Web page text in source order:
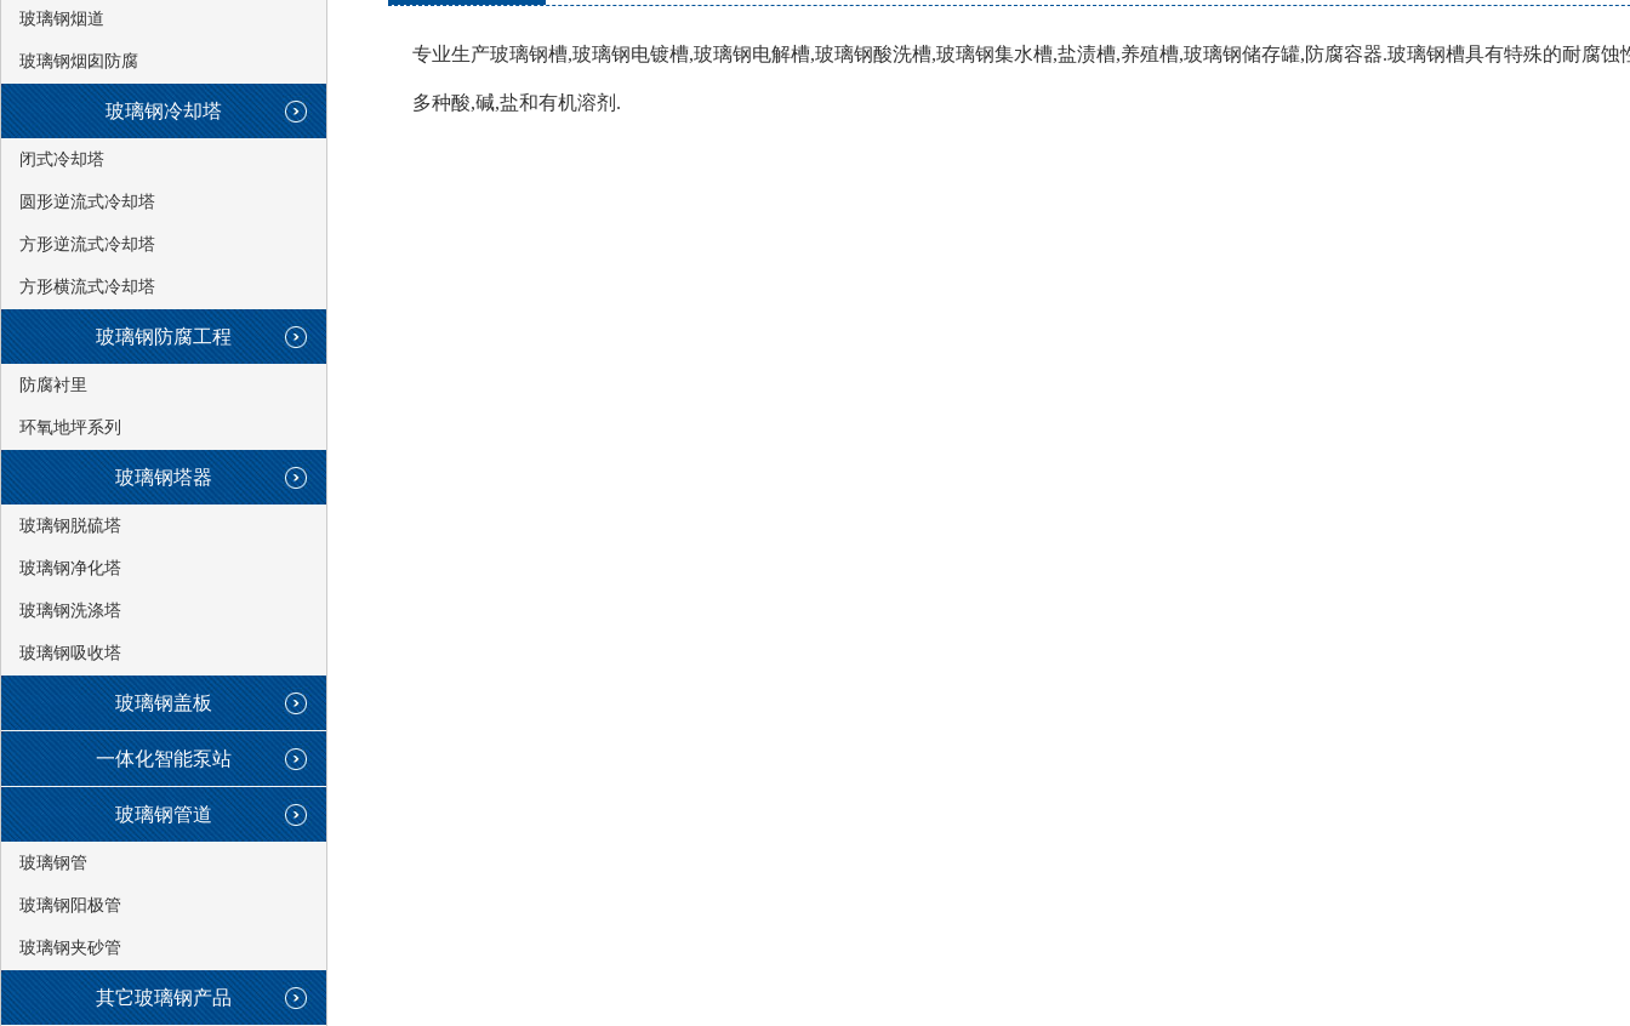
玻璃钢烟道
玻璃钢烟囱防腐
玻璃钢冷却塔
闭式冷却塔
圆形逆流式冷却塔
方形逆流式冷却塔
方形横流式冷却塔
玻璃钢防腐工程
防腐衬里
环氧地坪系列
玻璃钢塔器
玻璃钢脱硫塔
玻璃钢净化塔
玻璃钢洗涤塔
玻璃钢吸收塔
玻璃钢盖板
一体化智能泵站
玻璃钢管道
玻璃钢管
玻璃钢阳极管
玻璃钢夹砂管
其它玻璃钢产品
专业生产玻璃钢槽,玻璃钢电镀槽,玻璃钢电解槽,玻璃钢酸洗槽,玻璃钢集水槽,盐渍槽,养殖槽,玻璃钢储存罐,防腐容器.玻璃钢槽具有特殊的耐腐蚀
多种酸,碱,盐和有机溶剂.